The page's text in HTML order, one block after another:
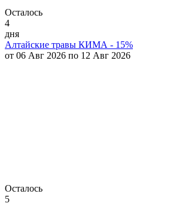
Осталось
4
дня
Алтайские травы КИМА - 15%
от 06 Авг 2026 по 12 Авг 2026
Осталось
5